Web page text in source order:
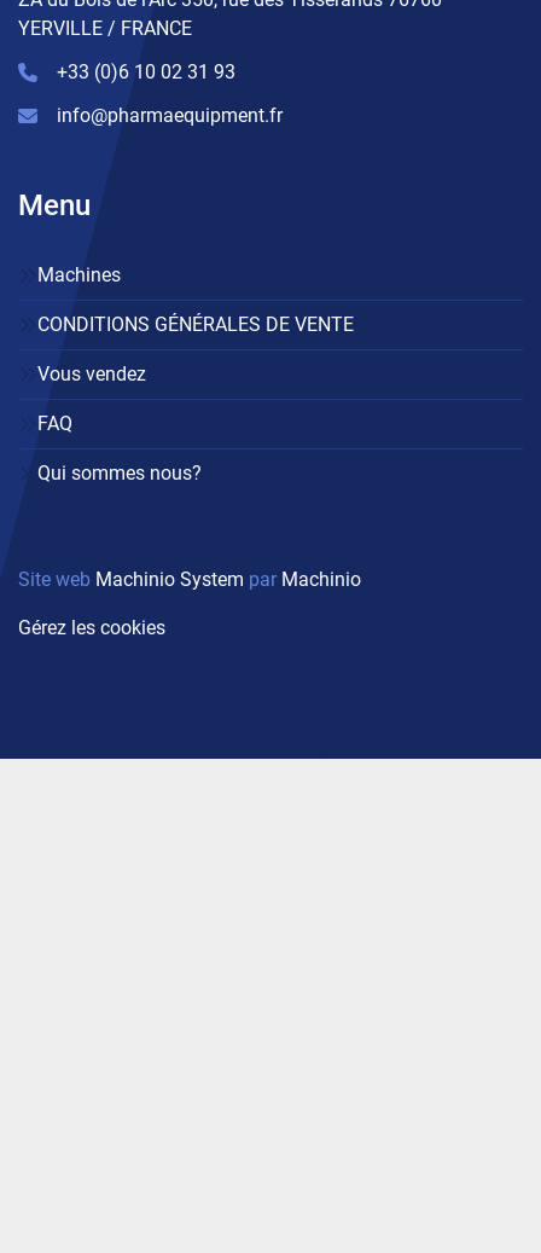
YERVILLE / FRANCE
+33 (0)6 10 02 31 93
info@pharmaequipment.fr
Menu
Machines
CONDITIONS GÉNÉRALES DE VENTE
Vous vendez
FAQ
Qui sommes nous?
Site web Machinio System par Machinio
Gérez les cookies